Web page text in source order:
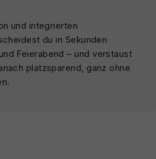
und integrierten
du in Sekunden
Feierabend – und verstaust
platzsparend, ganz ohne